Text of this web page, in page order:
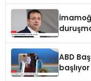
ABD
başlıyor